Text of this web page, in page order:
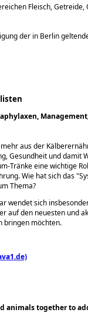
Fleisch, Getreide,
der in Berlin
aus der
Gesundheit und damit
Tränke eine wichtige
Wie hat sich das
Thema?
wendet sich
auf den neuesten und
bringen möchten.
animals together to